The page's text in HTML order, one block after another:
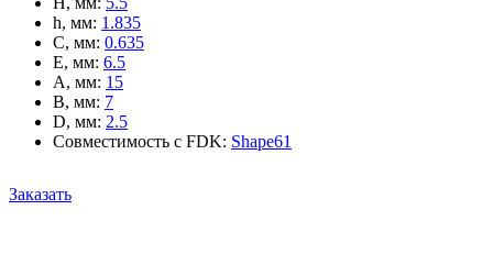
h, мм: 1.835
C, мм: 0.635
E, мм: 6.5
A, мм: 15
B, мм: 7
D, мм: 2.5
Совместимость с FDK: Shape61
Заказать